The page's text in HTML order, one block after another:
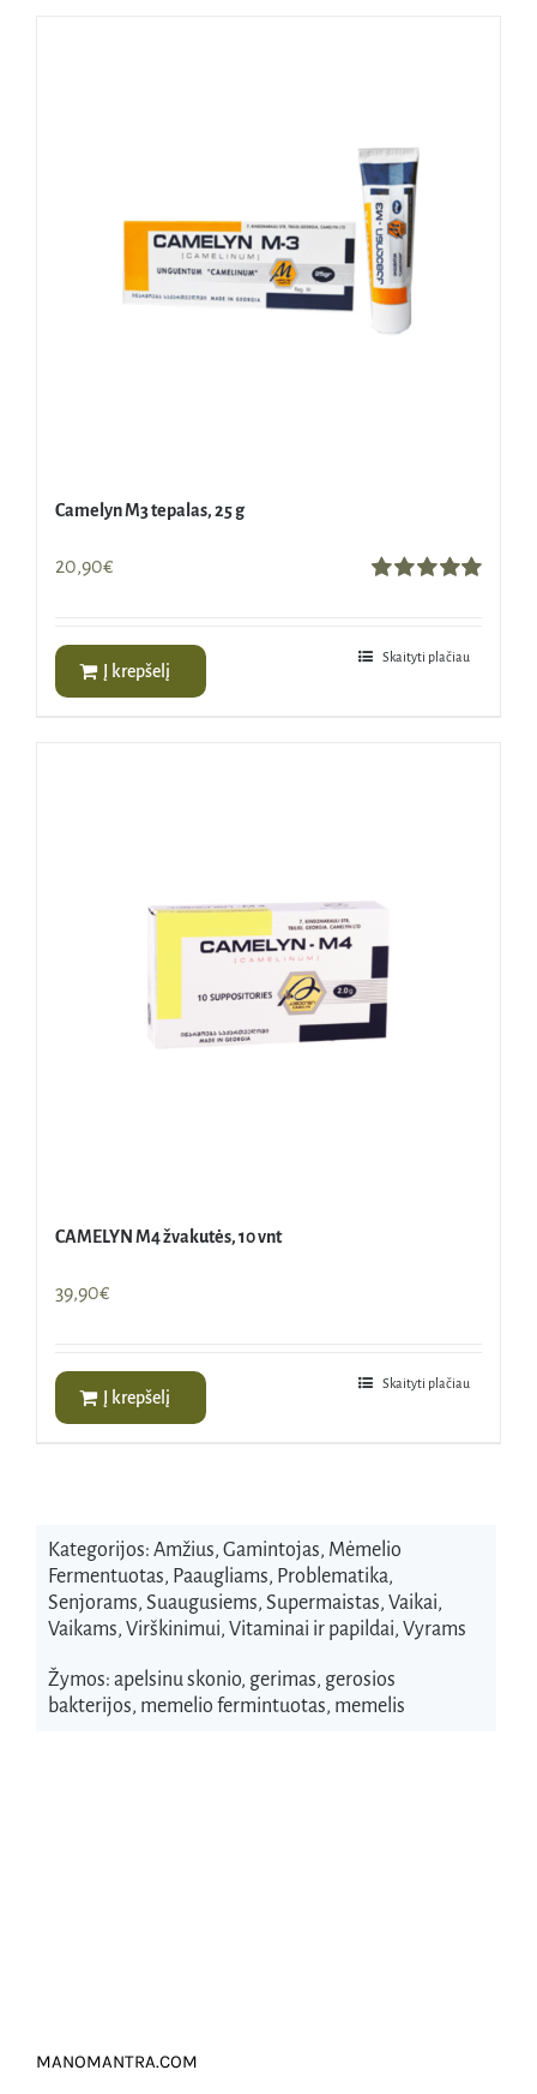
Camelyn M3 tepalas, 25 g
20,90€
Į krepšelį
Skaityti plačiau
CAMELYN M4 žvakutės, 10 vnt
39,90€
Į krepšelį
Skaityti plačiau
Kategorijos: Amžius, Gamintojas, Mėmelio
Fermentuotas, Paaugliams, Problematika,
Senjorams, Suaugusiems, Supermaistas, Vaikai,
Vaikams, Virškinimui, Vitaminai ir papildai, Vyrams
Žymos: apelsinu skonio, gerimas, gerosios
bakterijos, memelio fermintuotas, memelis
MANOMANTRA.COM